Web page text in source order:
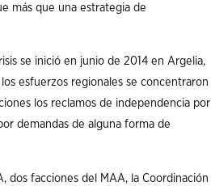
más que una estrategia de
se inició en junio de 2014 en Argelia,
esfuerzos regionales se concentraron
los reclamos de independencia por
demandas de alguna forma de
dos facciones del MAA, la Coordinación